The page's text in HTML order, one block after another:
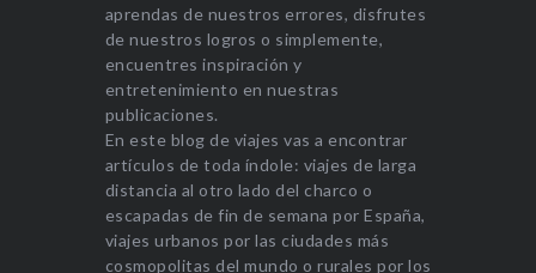
aprendas de nuestros errores, disfrutes
de nuestros logros o simplemente,
encuentres inspiración y
entretenimiento en nuestras
publicaciones.
En este blog de viajes vas a encontrar
artículos de toda índole: viajes de larga
distancia al otro lado del charco o
escapadas de fin de semana por España,
viajes urbanos por las ciudades más
cosmopolitas del mundo o rurales por los